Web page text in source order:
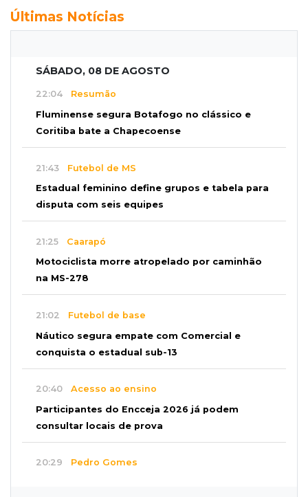
Últimas Notícias
SÁBADO, 08 DE AGOSTO
22:04 Resumão
Fluminense segura Botafogo no clássico e
Coritiba bate a Chapecoense
21:43 Futebol de MS
Estadual feminino define grupos e tabela para
disputa com seis equipes
21:25 Caarapó
Motociclista morre atropelado por caminhão
na MS-278
21:02 Futebol de base
Náutico segura empate com Comercial e
conquista o estadual sub-13
20:40 Acesso ao ensino
Participantes do Encceja 2026 já podem
consultar locais de prova
20:29 Pedro Gomes